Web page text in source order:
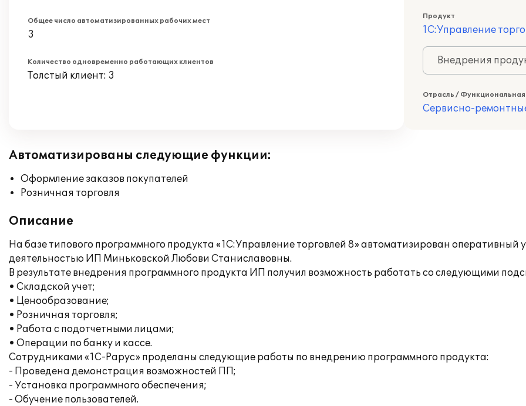
Общее число автоматизированных рабочих мест
3
Количество одновременно работающих клиентов
Толстый клиент: 3
Продукт
1С:Управление
Внедрения
Отрасль / Функциональная
Сервисно-
Автоматизированы следующие функции:
Оформление заказов покупателей
Розничная торговля
Описание
На базе типового программного продукта «1С:Управление торговлей 8» автоматизирован оперативный
деятельностью ИП Миньковской Любови Станиславовны.
В результате внедрения программного продукта ИП получил возможность работать со следующими
• Складской учет;
• Ценообразование;
• Розничная торговля;
• Работа с подотчетными лицами;
• Операции по банку и кассе.
Сотрудниками «1С-Рарус» проделаны следующие работы по внедрению программного продукта:
- Проведена демонстрация возможностей ПП;
- Установка программного обеспечения;
- Обучение пользователей.